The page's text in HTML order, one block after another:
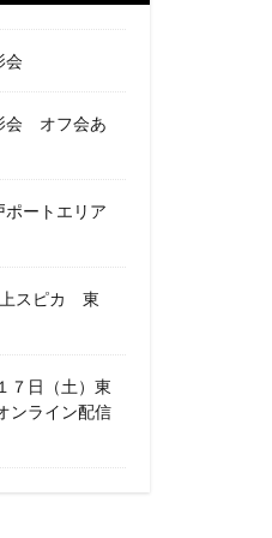
会
会 オフ会あ
ートエリア
上スピカ 東
７日（土）東
ライン配信